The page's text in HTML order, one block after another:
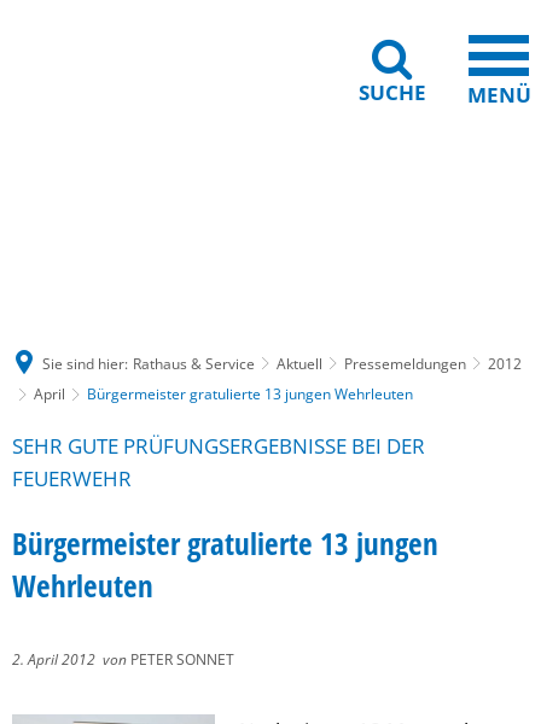
SUCHE MENÜ
Sie sind hier: Rathaus & Service Aktuell Pressemeldungen
2012
April
Bürgermeister gratulierte 13 jungen Wehrleuten
SEHR GUTE PRÜFUNGSERGEBNISSE BEI DER
FEUERWEHR
Bürgermeister gratulierte 13 jungen
Wehrleuten
2. April 2012 von PETER SONNET